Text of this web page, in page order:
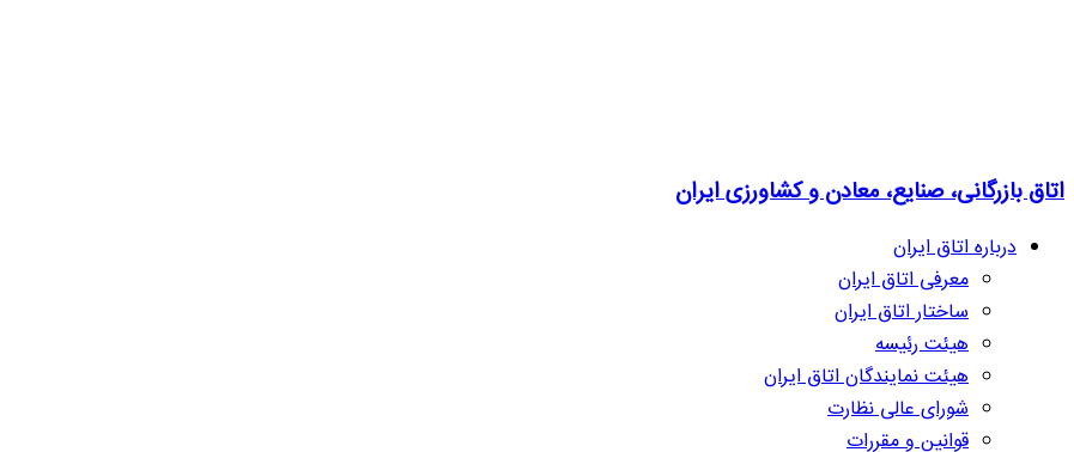
اتاق بازرگانی، صنایع، معادن و کشاورزی ایران
درباره اتاق ایران
معرفی اتاق ایران
ساختار اتاق ایران
هیئت رئیسه
هیئت نمایندگان اتاق ایران
شورای عالی نظارت
قوانین و مقررات